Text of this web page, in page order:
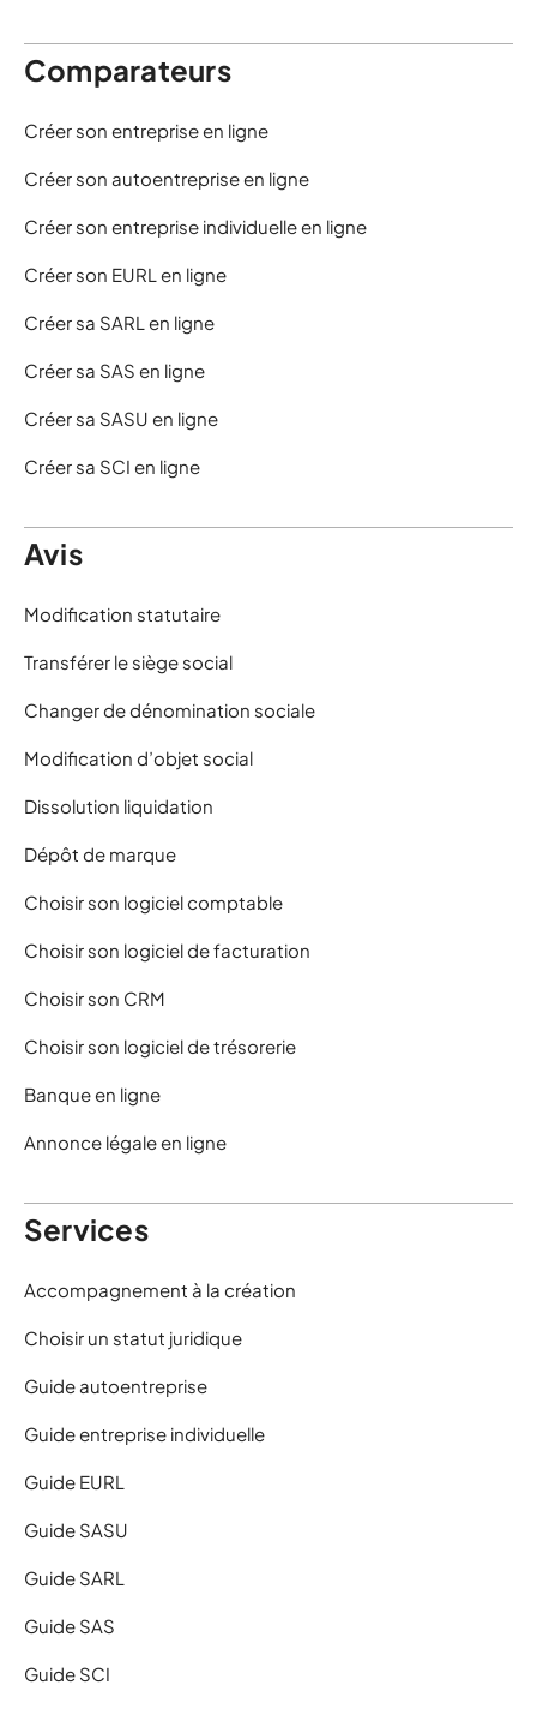
Comparateurs
Créer son entreprise en ligne
Créer son autoentreprise en ligne
Créer son entreprise individuelle en ligne
Créer son EURL en ligne
Créer sa SARL en ligne
Créer sa SAS en ligne
Créer sa SASU en ligne
Créer sa SCI en ligne
Avis
Modification statutaire
Transférer le siège social
Changer de dénomination sociale
Modification d’objet social
Dissolution liquidation
Dépôt de marque
Choisir son logiciel comptable
Choisir son logiciel de facturation
Choisir son CRM
Choisir son logiciel de trésorerie
Banque en ligne
Annonce légale en ligne
Services
Accompagnement à la création
Choisir un statut juridique
Guide autoentreprise
Guide entreprise individuelle
Guide EURL
Guide SASU
Guide SARL
Guide SAS
Guide SCI